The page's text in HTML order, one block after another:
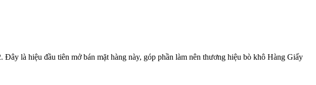
là hiệu đầu tiên mở bán mặt hàng này, góp phần làm nên thương hiệu bò khô Hàng Giấy